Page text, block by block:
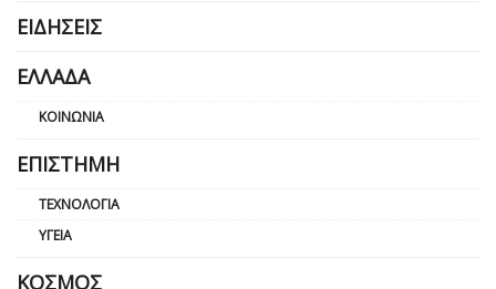
ΕΙΔΉΣΕΙΣ
ΕΛΛΆΔΑ
ΚΟΙΝΩΝΊΑ
ΕΠΙΣΤΉΜΗ
ΤΕΧΝΟΛΟΓΊΑ
ΥΓΕΊΑ
ΚΌΣΜΟΣ